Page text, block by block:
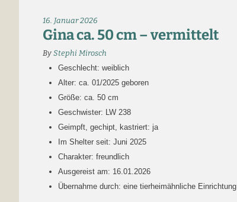
16. Januar 2026
Gina ca. 50 cm – vermittelt
By Stephi Mirosch
Geschlecht: weiblich
Alter: ca. 01/2025 geboren
Größe: ca. 50 cm
Geschwister: LW 238
Geimpft, gechipt, kastriert: ja
Im Shelter seit: Juni 2025
Charakter: freundlich
Ausgereist am: 16.01.2026
Übernahme durch: eine tierheimähnliche Einrichtung